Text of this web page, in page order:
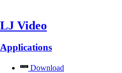
LJ Video
Applications
Download